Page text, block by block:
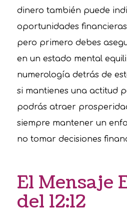
dinero también puede
oportunidades
pero primero debes
en un estado mental
numerología detrás de
si mantienes una actitud
podrás atraer
siempre mantener un
no tomar decisiones
El Mensaje
del 12:12